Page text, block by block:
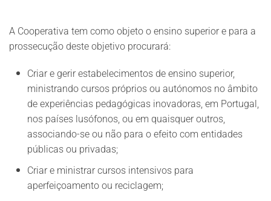
A Cooperativa tem como objeto o ensino superior e para a
prossecução deste objetivo procurará:
Criar e gerir estabelecimentos de ensino superior,
ministrando cursos próprios ou autónomos no âmbito
de experiências pedagógicas inovadoras, em Portugal,
nos países lusófonos, ou em quaisquer outros,
associando-se ou não para o efeito com entidades
públicas ou privadas;
Criar e ministrar cursos intensivos para
aperfeiçoamento ou reciclagem;